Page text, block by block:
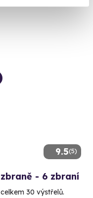
9.5(5)
- 6 zbraní
30 výstřelů.